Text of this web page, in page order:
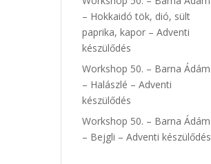
– Hokkaidó tök, dió, sült
paprika, kapor – Adventi
készülődés
Workshop 50. – Barna Ádám
– Halászlé – Adventi
készülődés
Workshop 50. – Barna Ádám
– Bejgli – Adventi készülődés